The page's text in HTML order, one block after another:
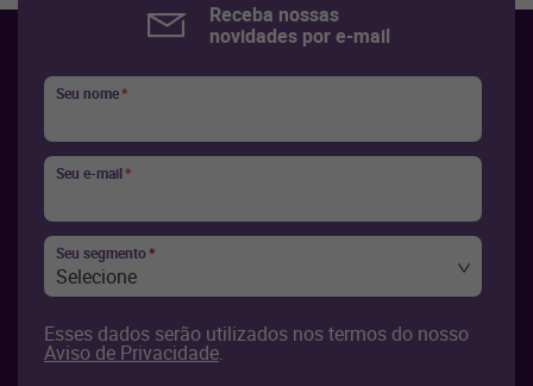
Receba nossas
novidades por e-mail
Seu nome*
Seu e-mail*
Seu segmento*
Selecione
Esses dados serão utilizados nos termos do nosso
Aviso de Privacidade.